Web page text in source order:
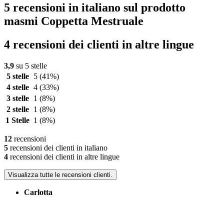
5 recensioni in italiano sul prodotto
masmi Coppetta Mestruale
4 recensioni dei clienti in altre lingue
3,9 su 5 stelle
5 stelle
5 (41%)
4 stelle 4 (33%)
3 stelle
1 (8%)
2 stelle
1 (8%)
1 Stelle 1 (8%)
12 recensioni
5 recensioni dei clienti in italiano
4 recensioni dei clienti in altre lingue
Visualizza tutte le recensioni clienti.
Carlotta